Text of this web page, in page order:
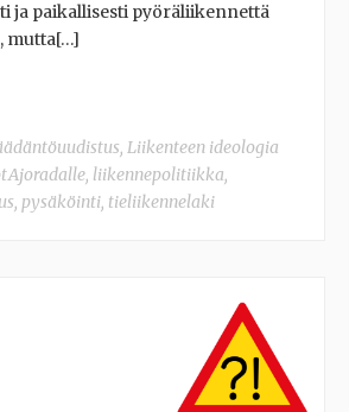
ja paikallisesti pyöräliikennettä
mutta[…]
, Liikenteen ideologia
, liikennepolitiikka,
, pysäköinti, tieliikennelaki